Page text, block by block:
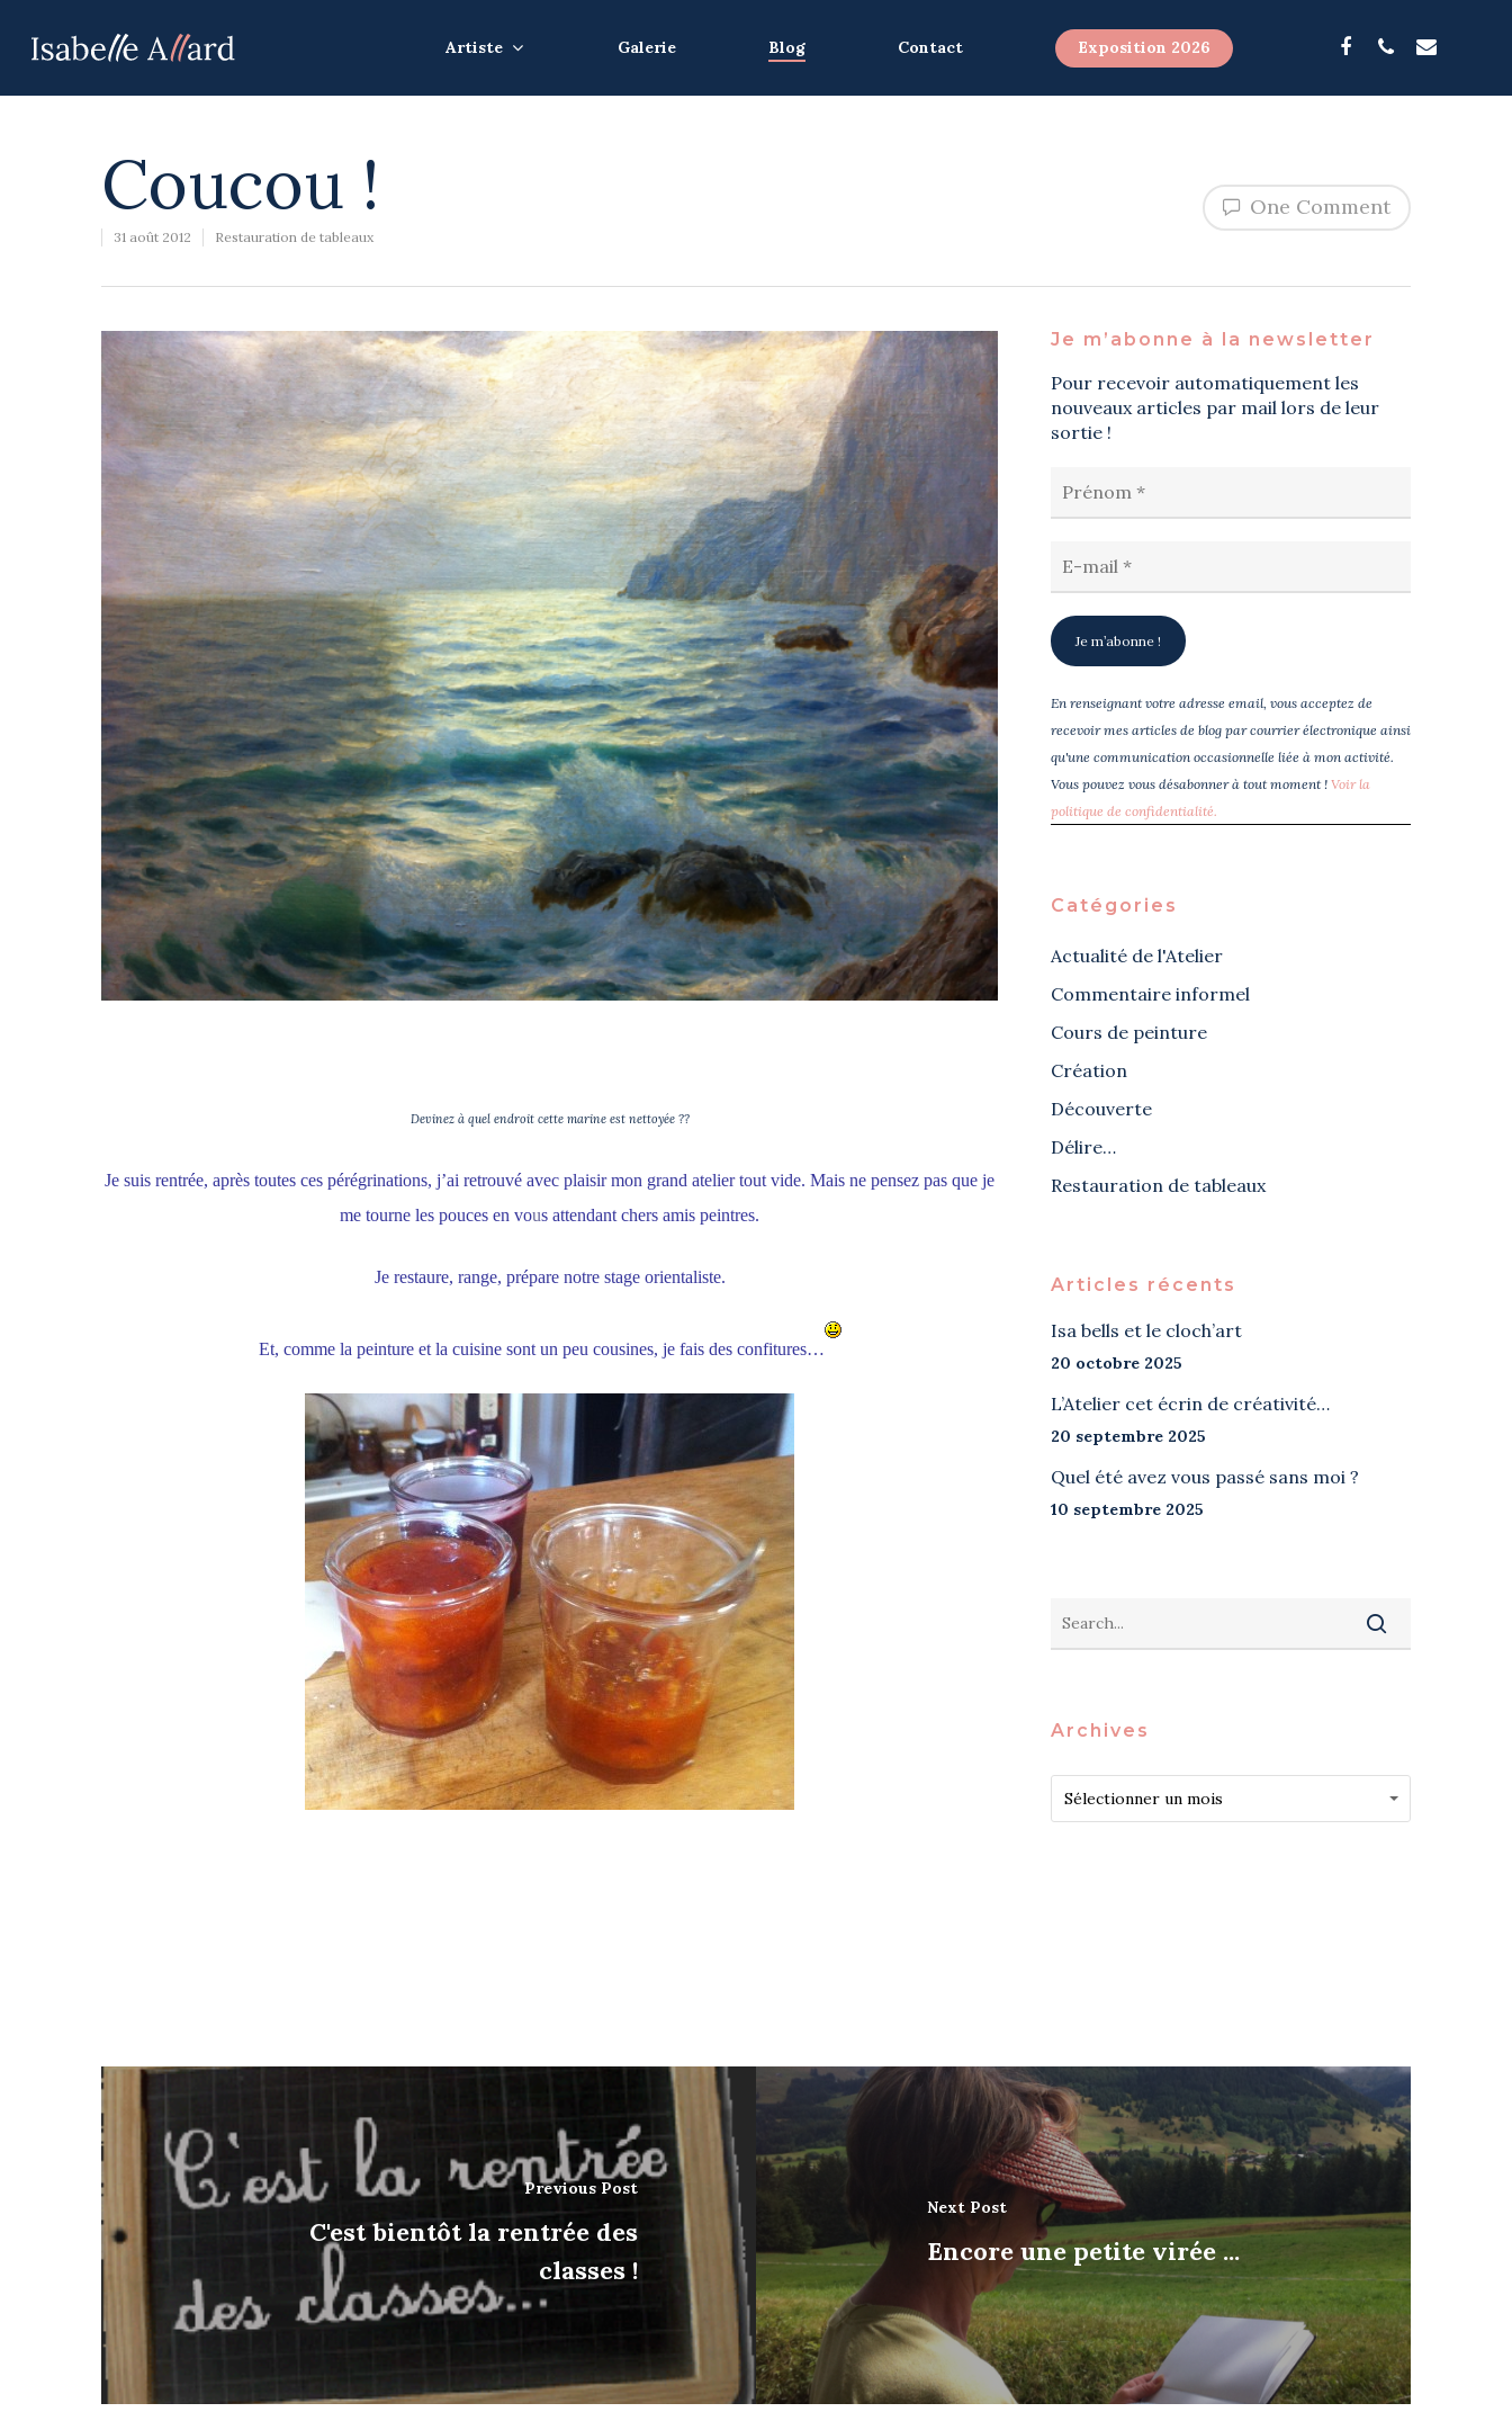
Hit enter to search or ESC to close
Artiste Galerie Blog Contact Exposition 2026
Coucou !
31 août 2012 Restauration de tableaux
One Comment
Devinez à quel endroit cette marine est nettoyée ??
Je suis rentrée, après toutes ces pérégrinations, j’ai retrouvé avec plaisir mon grand atelier tout vide. Mais ne pensez pas que je
me tourne les pouces en vous attendant chers amis peintres.
Je restaure, range, prépare notre stage orientaliste.
Et, comme la peinture et la cuisine sont un peu cousines, je fais des confitures…
Je m’abonne à la newsletter
Pour recevoir automatiquement les
nouveaux articles par mail lors de leur
sortie !
En renseignant votre adresse email, vous acceptez de
recevoir mes articles de blog par courrier électronique ainsi
qu'une communication occasionnelle liée à mon activité.
Vous pouvez vous désabonner à tout moment !Voir la
politique de confidentialité.
Catégories
Actualité de l'Atelier
Commentaire informel
Cours de peinture
Création
Découverte
Délire…
Restauration de tableaux
Articles récents
Isa bells et le cloch’art
20 octobre 2025
L’Atelier cet écrin de créativité…
20 septembre 2025
Quel été avez vous passé sans moi ?
10 septembre 2025
Archives
Archives
Sélectionner un mois
Archives
Previous Post
C'est bientôt la rentrée des
classes !
Next Post
Encore une petite virée ...